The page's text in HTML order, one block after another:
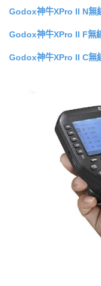
Godox神牛XPro II N無
Godox神牛XPro II F無
Godox神牛XPro II C無